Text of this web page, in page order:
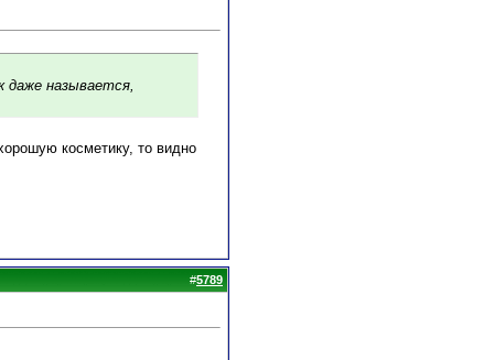
даже называется,
косметику, то видно
#5789